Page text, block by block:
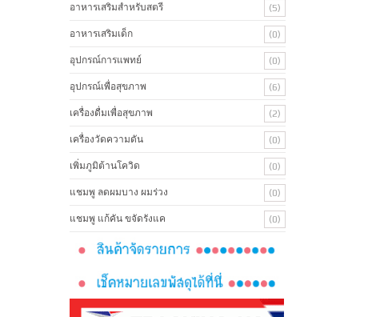
อาหารเสริมสำหรับสตรี (5)
อาหารเสริมเด็ก (0)
อุปกรณ์การแพทย์ (0)
อุปกรณ์เพื่อสุขภาพ (6)
เครื่องดื่มเพื่อสุขภาพ (2)
เครื่องวัดความดัน (0)
เพิ่มภูมิต้านโควิด (0)
แชมพู ลดผมบาง ผมร่วง (0)
แชมพู แก้คัน ขจัดรังแค (0)